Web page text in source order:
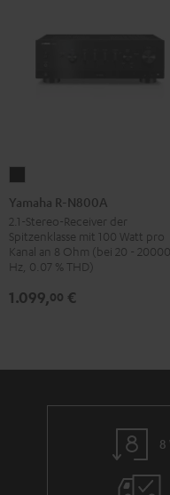
N800A
Schwarz
Yamaha R-N800A
2.1-Stereo-Receiver der
Spitzenklasse mit 100 Watt pro
Kanal an 8 Ohm (bei 20 - 20000
Hz, 0.07 % THD)
1.099,00 €
8